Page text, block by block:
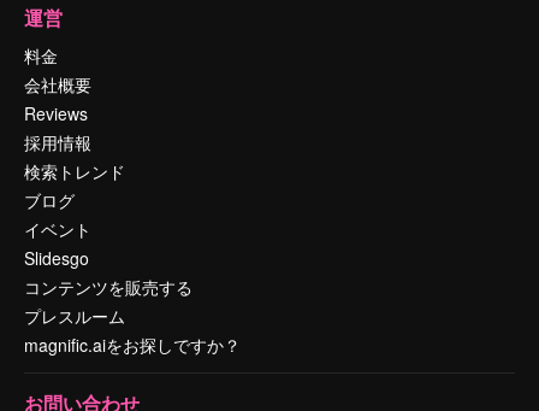
運営
料金
会社概要
Reviews
採用情報
検索トレンド
ブログ
イベント
Slidesgo
コンテンツを販売する
プレスルーム
magnific.aiをお探しですか？
お問い合わせ